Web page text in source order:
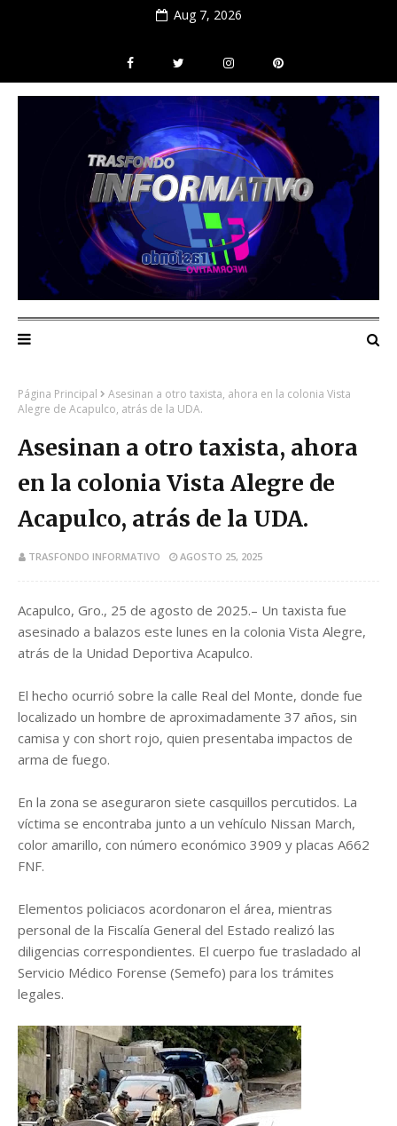
Aug 7, 2026
Página Principal
Asesinan a otro taxista, ahora en la colonia Vista
Alegre de Acapulco, atrás de la UDA.
Asesinan a otro taxista, ahora
en la colonia Vista Alegre de
Acapulco, atrás de la UDA.
TRASFONDO INFORMATIVO AGOSTO 25, 2025
Acapulco, Gro., 25 de agosto de 2025.– Un taxista fue
asesinado a balazos este lunes en la colonia Vista Alegre,
atrás de la Unidad Deportiva Acapulco.
El hecho ocurrió sobre la calle Real del Monte, donde fue
localizado un hombre de aproximadamente 37 años, sin
camisa y con short rojo, quien presentaba impactos de
arma de fuego.
En la zona se aseguraron siete casquillos percutidos. La
víctima se encontraba junto a un vehículo Nissan March,
color amarillo, con número económico 3909 y placas A662
FNF.
Elementos policiacos acordonaron el área, mientras
personal de la Fiscalía General del Estado realizó las
diligencias correspondientes. El cuerpo fue trasladado al
Servicio Médico Forense (Semefo) para los trámites
legales.